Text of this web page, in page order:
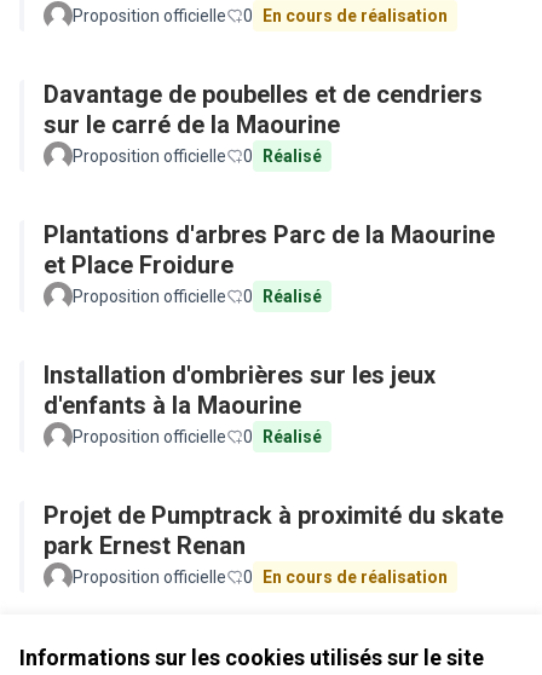
Informations sur les cookies utilisés sur le site
Proposition officielle 0 En cours de réalisation
Davantage de poubelles et de cendriers
sur le carré de la Maourine
Proposition officielle 0 Réalisé
Plantations d'arbres Parc de la Maourine
et Place Froidure
Proposition officielle 0 Réalisé
Installation d'ombrières sur les jeux
d'enfants à la Maourine
Proposition officielle 0 Réalisé
Projet de Pumptrack à proximité du skate
park Ernest Renan
Proposition officielle 0 En cours de réalisation